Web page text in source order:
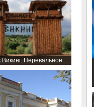
Викинг. Перевальное